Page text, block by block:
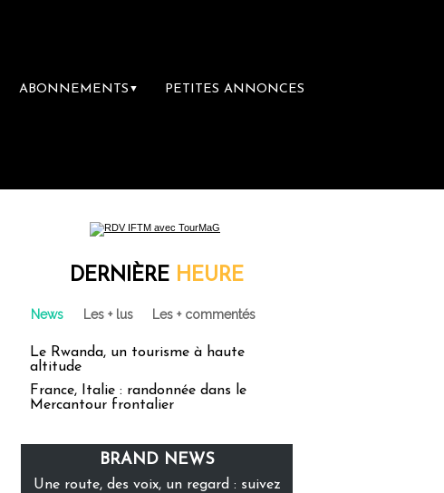
ABONNEMENTS ▼ PETITES ANNONCES
DERNIÈRE HEURE
News Les + lus Les + commentés
Le Rwanda, un tourisme à haute
altitude
France, Italie : randonnée dans le
Mercantour frontalier
BRAND NEWS
Une route, des voix, un regard : suivez